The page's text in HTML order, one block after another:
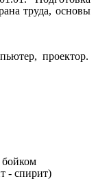
труда, основы
проектор.
- спирит)